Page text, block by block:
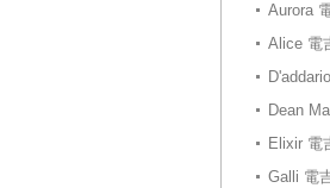
Aurora
Alice 電
Dean
Elixir 電
Galli 電